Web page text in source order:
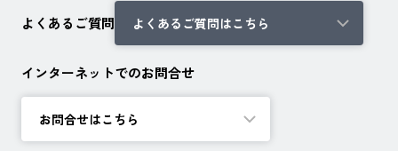
よくあるご質問 よくあるご質問はこちら
インターネットでのお問合せ
お問合せはこちら